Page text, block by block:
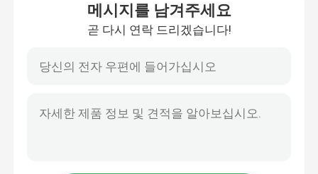
메시지를 남겨주세요
곧 다시 연락 드리겠습니다!